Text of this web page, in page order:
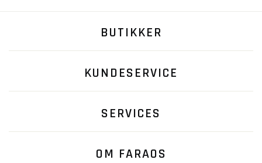
BUTIKKER
KUNDESERVICE
SERVICES
OM FARAOS